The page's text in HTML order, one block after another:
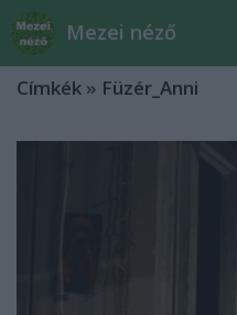
Mezei néző
Címkék » Füzér_Anni